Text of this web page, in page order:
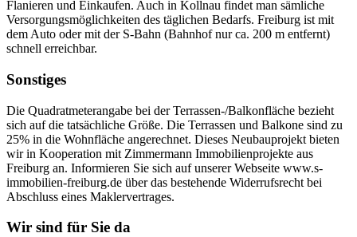
Flanieren und Einkaufen. Auch in Kollnau findet man sämliche
Versorgungsmöglichkeiten des täglichen Bedarfs. Freiburg ist mit
dem Auto oder mit der S-Bahn (Bahnhof nur ca. 200 m entfernt)
schnell erreichbar.
Sonstiges
Die Quadratmeterangabe bei der Terrassen-/Balkonfläche bezieht
sich auf die tatsächliche Größe. Die Terrassen und Balkone sind zu
25% in die Wohnfläche angerechnet. Dieses Neubauprojekt bieten
wir in Kooperation mit Zimmermann Immobilienprojekte aus
Freiburg an. Informieren Sie sich auf unserer Webseite www.s-
immobilien-freiburg.de über das bestehende Widerrufsrecht bei
Abschluss eines Maklervertrages.
Wir sind für Sie da